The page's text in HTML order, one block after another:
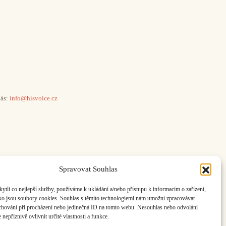
Spravovat Souhlas
co nejlepší služby, používáme k ukládání a/nebo přístupu k informacím o zařízení,
jsou soubory cookies. Souhlas s těmito technologiemi nám umožní zpracovávat
při procházení nebo jedinečná ID na tomto webu. Nesouhlas nebo odvolání
nepříznivě ovlivnit určité vlastnosti a funkce.
info@hisvoice.cz